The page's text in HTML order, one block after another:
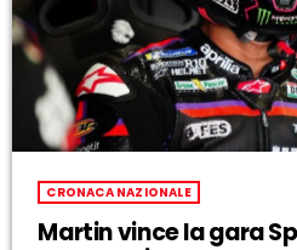
CRONACA NAZIONALE
Martin vince la gara